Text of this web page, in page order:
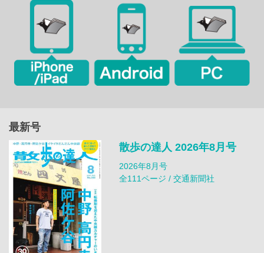
最新号
散歩の達人 2026年8月号
2026年8月号
全111ページ / 交通新聞社